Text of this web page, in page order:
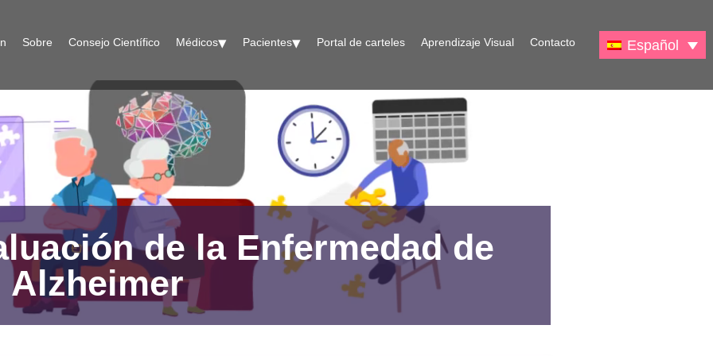
Sobre Consejo Científico Médicos Pacientes Portal de carteles Aprendizaje Visual Contacto Español
de la Enfermedad de
Alzheimer